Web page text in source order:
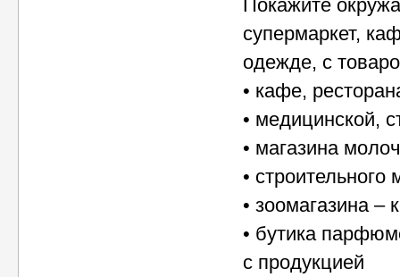
Покажите
супермаркет,
одежде, с
• кафе,
• медицинской,
• магазина
• строительного
• зоомагазина –
• бутика
с продукцией